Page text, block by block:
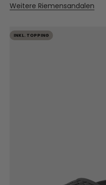
Weitere Riemensandalen
INKL. TOPPING